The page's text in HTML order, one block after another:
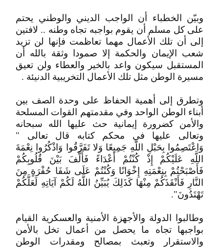
وبيّن الخطباء أن الواجب الديني والوطني يحتم
على كل مسلم أن يقوم بواجبه تجاه وطنه .. لافتين
إلى أن تلك الأعمال مهما تعاظمت فإنها لن تزيد
شعب الإيمان والحكمة إلا صمودا وثقة بالله أن
المستقبل سيكون واعد بالخير والعطاء ولن تعيق
مسيرة الوطن مثل تلك الأعمال التخريبية الدنيئة .
وتطرق إلى أهمية الحفاظ على وحدة الصف بين
أبناء الوطن الواحد وفي مقدمتهم القوات المسلحة
والأمن كضرورة إيمانية حث عليها الله سبحانه
وتعالى عليها في محكم كتابه قال تعالى "
وَاعْتَصِمُوا بِحَبْلِ اللَّهِ جَمِيعًا وَلا تَفَرَّقُوا وَاذْكُرُوا نِعْمَةَ
اللَّهِ عَلَيْكُمْ إِذْ كُنْتُمْ أَعْدَاءً فَأَلَّفَ بَيْنَ قُلُوبِكُمْ
فَأَصْبَحْتُمْ بِنِعْمَتِهِ إِخْوَانًا وَكُنْتُمْ عَلَى شَفَا حُفْرَةٍ مِنَ
النَّارِ فَأَنْقَذَكُمْ مِنْهَا كَذَلِكَ يُبَيِّنُ اللَّهُ لَكُمْ آيَاتِهِ لَعَلَّكُمْ
تَهْتَدُونَ".
وطالبوا الدولة والأجهزة الأمنية والعسكرية القيام
بواجبها تجاه ما يحصل من أعمال تخل بالأمن
والاستقرار وتعبث بمصالح ومقدرات الوطن